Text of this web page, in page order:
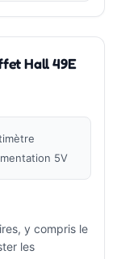
Hall 49E
5V
y compris le
les